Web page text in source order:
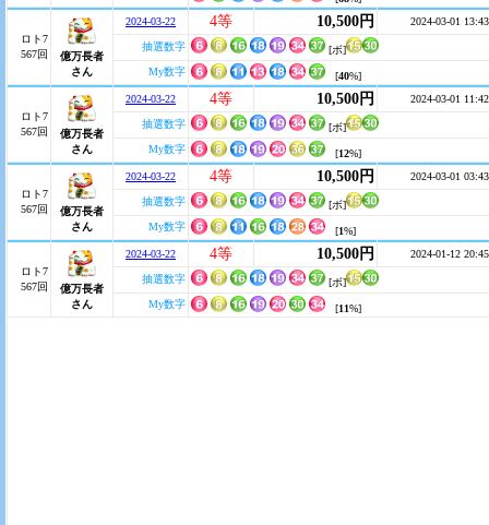
ロト7
567回
億万長者
さん
2024-03-22 4等 10,500円 2024-03-01 13:43
抽選数字
[ボ]
My数字
[40%]
ロト7
567回
億万長者
さん
2024-03-22 4等 10,500円 2024-03-01 11:42
抽選数字
[ボ]
My数字
[12%]
ロト7
567回
億万長者
さん
2024-03-22 4等 10,500円 2024-03-01 03:43
抽選数字
[ボ]
My数字
[1%]
ロト7
567回
億万長者
さん
2024-03-22 4等 10,500円 2024-01-12 20:45
抽選数字
[ボ]
My数字
[11%]